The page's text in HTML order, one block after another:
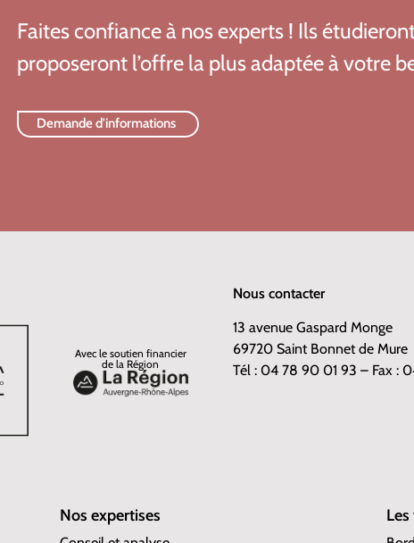
Faites confiance à nos experts ! Ils
proposeront l’offre la plus adaptée à votre
Demande d'informations
Avec le soutien financier
de la Région
Nous contacter
13 avenue Gaspard Monge
69720 Saint Bonnet de Mure
Tél : 04 78 90 01 93 – Fax :
Nos expertises